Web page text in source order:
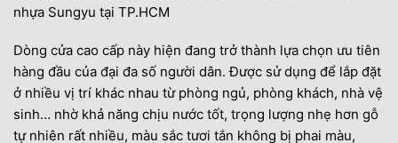
nhựa Sungyu tại TP.HCM
Dòng cửa cao cấp này hiện đang trở thành lựa chọn ưu tiên
hàng đầu của đại đa số người dân. Được sử dụng để lắp đặt
ở nhiều vị trí khác nhau từ phòng ngủ, phòng khách, nhà vệ
sinh… nhờ khả năng chịu nước tốt, trọng lượng nhẹ hơn gỗ
tự nhiên rất nhiều, màu sắc tươi tắn không bị phai màu,